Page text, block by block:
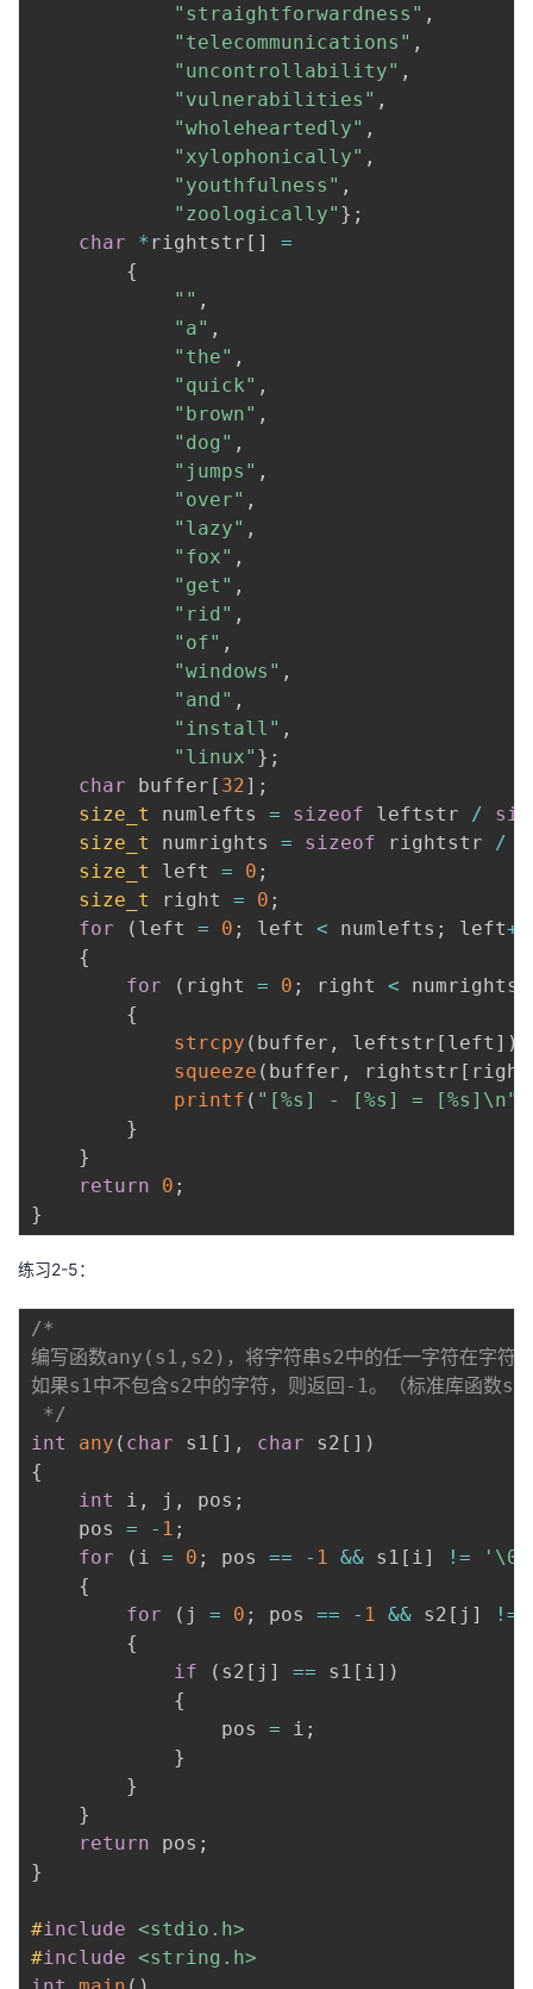
"straightforwardness" ,
"telecommunications" ,
"uncontrollability" ,
"vulnerabilities" ,
"wholeheartedly" ,
"xylophonically" ,
"youthfulness" ,
"zoologically" } ;
char
* rightstr [ ]
=
{
"" ,
"a" ,
"the" ,
"quick" ,
"brown" ,
"dog" ,
"jumps" ,
"over" ,
"lazy" ,
"fox" ,
"get" ,
"rid" ,
"of" ,
"windows" ,
"and" ,
"install" ,
"linux" } ;
char buffer [ 32] ;
size_t
numlefts = sizeof leftstr /
size_t
numrights = sizeof rightstr /
size_t
left = 0 ;
size_t
right = 0 ;
for
( left = 0 ; left < numlefts ; left++
{
for
( right = 0 ; right < numrights
{
strcpy ( buffer , leftstr [ left ] )
squeeze ( buffer , rightstr [ right
printf ( "[%s] - [%s] = [%s]\n"
}
}
return
0 ;
}
练习2-5：
/*
编写函数any(s1,s2)，将字符串s2中的任一字符在字符
如果s1中不包含s2中的字符，则返回-1。（标准库函数
*/
int
any ( char s1 [ ] , char s2 [ ] )
{
int
i , j , pos ;
    pos
= - 1 ;
for
( i = 0 ; pos == - 1 && s1 [ i ] != '\0'
{
for
( j = 0 ; pos == - 1 && s2 [ j ] !=
{
if
( s2 [ j ] == s1 [ i ] )
{
                pos
= i ;
}
}
}
return pos ;
}
#include <stdio.h>
#include <string.h>